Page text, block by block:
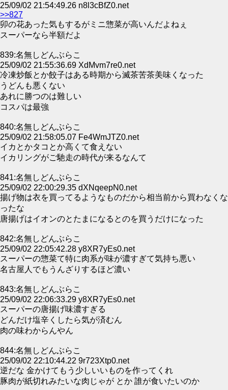
25/09/02 21:54:49.26 n8l3cBfZ0.net
>>827
卯の花あった気もするがミニ惣菜が高いんだよねぇ
スーパーなら半額だよ
839:名無しどんぶらこ
25/09/02 21:55:36.69 XdMvm7re0.net
冷凍炒飯とか餃子はある時期から滅茶苦茶美味くなった
うどんも悪くない
あれに勝つのは難しい
コスパは最強
840:名無しどんぶらこ
25/09/02 21:58:05.07 Fe4WmJTZ0.net
イカとかタコとか高くて食えない
イカリングがご馳走の時代が来るなんて
841:名無しどんぶらこ
25/09/02 22:00:29.35 dXNqeepN0.net
揚げ物は衣を買ってるようなものだから相当前から買わなくな
ったな
唐揚げはイオンのとたまになるとのを買うだけになった
842:名無しどんぶらこ
25/09/02 22:05:42.28 y8XR7yEs0.net
スーパーの惣菜て特に肉系が味が濃すぎて気持ち悪い
名古屋人でもうんざりするほど濃い
843:名無しどんぶらこ
25/09/02 22:06:33.29 y8XR7yEs0.net
スーパーの唐揚げ味濃すぎる
どんだけ塩辛くしたら気が済むん
肉の味わからんやん
844:名無しどんぶらこ
25/09/02 22:10:44.22 9r723Xtp0.net
逆だな 金かけてもう少しいいものを作ってくれ
豚肉が紙切れみたいな肉じゃが とか 誰が食いたいのか